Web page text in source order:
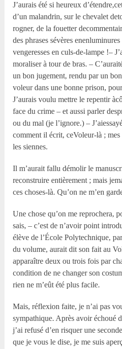
J’aurais été si heureux
d’un malandrin, sur le chevalet
rogner, de la fouetter
des phrases sévères
vengeresses en culs-de-lampe !–
moraliser à tour de bras. –
un bon jugement, rendu par un
voleur dans une bonne prison,
J’aurais voulu mettre le repentir
face du crime – et aussi parler
ou du mal (je l’ignore.) –
comment il écrit, ceVoleur-là ; mes
les siennes.
Il m’aurait fallu démolir le
reconstruire entièrement ; mais
ces choses-là. Qu’on ne m’en
Une chose qu’on me reprochera,
sais, – c’est de n’avoir point
élève de l’École Polytechnique,
du volume, aurait dit son fait au
apparaître deux ou trois fois par
condition de ne changer son
rien ne m’eût été plus facile.
Mais, réflexion faite, je n’ai pas
sympathique. Après avoir échoué
j’ai refusé d’en risquer une
que je vous le dise, je me suis